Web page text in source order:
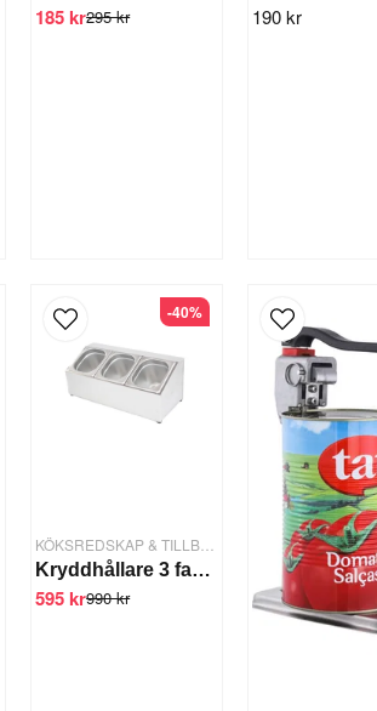
295 kr
185 kr 190 kr
Kryddhållare 3 fack 1/6 GN
990 kr
595 kr
-40%